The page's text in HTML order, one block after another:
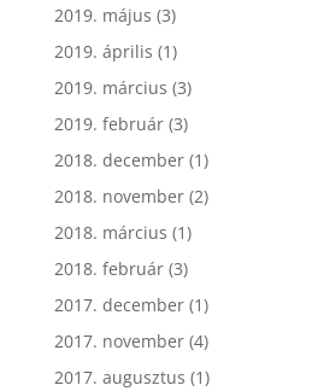
2019. május (3)
2019. április (1)
2019. március (3)
2019. február(3)
2018. december(1)
2018. november(2)
2018. március (1)
2018. február(3)
2017. december(1)
2017. november(4)
2017. augusztus (1)